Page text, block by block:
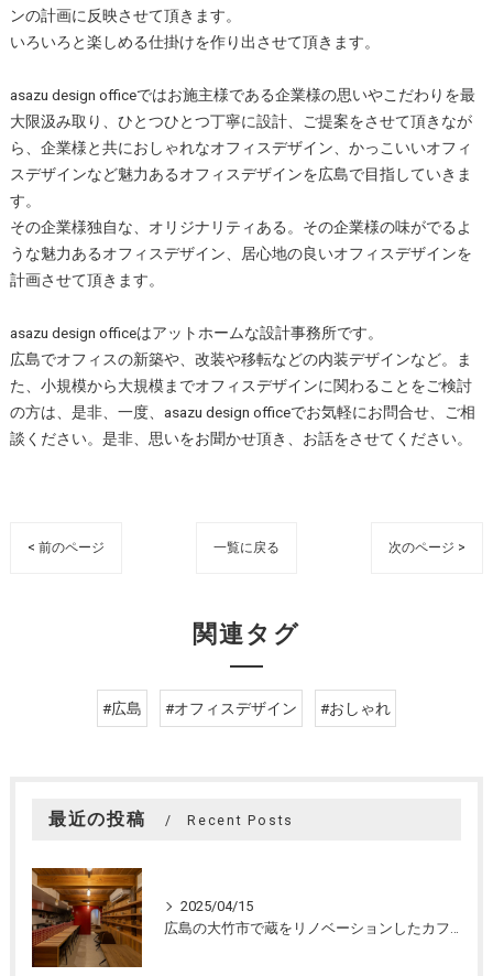
ンの計画に反映させて頂きます。
いろいろと楽しめる仕掛けを作り出させて頂きます。
asazu design officeではお施主様である企業様の思いやこだわりを最
大限汲み取り、ひとつひとつ丁寧に設計、ご提案をさせて頂きなが
ら、企業様と共におしゃれなオフィスデザイン、かっこいいオフィ
スデザインなど魅力あるオフィスデザインを広島で目指していきま
す。
その企業様独自な、オリジナリティある。その企業様の味がでるよ
うな魅力あるオフィスデザイン、居心地の良いオフィスデザインを
計画させて頂きます。
asazu design officeはアットホームな設計事務所です。
広島でオフィスの新築や、改装や移転などの内装デザインなど。ま
た、小規模から大規模までオフィスデザインに関わることをご検討
の方は、是非、一度、asazu design officeでお気軽にお問合せ、ご相
談ください。是非、思いをお聞かせ頂き、お話をさせてください。
< 前のページ 一覧に戻る 次のページ >
関連タグ
#広島 #オフィスデザイン #おしゃれ
最近の投稿 Recent Posts
2025/04/15